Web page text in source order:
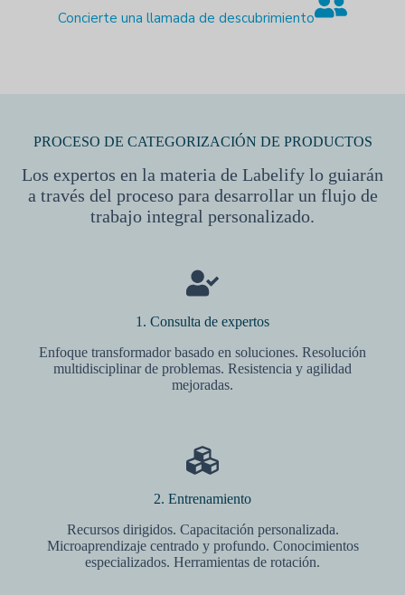
Concierte una llamada de descubrimiento
PROCESO DE CATEGORIZACIÓN DE PRODUCTOS
Los expertos en la materia de Labelify lo guiarán
a través del proceso para desarrollar un flujo de
trabajo integral personalizado.
1. Consulta de expertos
Enfoque transformador basado en soluciones. Resolución
multidisciplinar de problemas. Resistencia y agilidad
mejoradas.
2. Entrenamiento
Recursos dirigidos. Capacitación personalizada.
Microaprendizaje centrado y profundo. Conocimientos
especializados. Herramientas de rotación.